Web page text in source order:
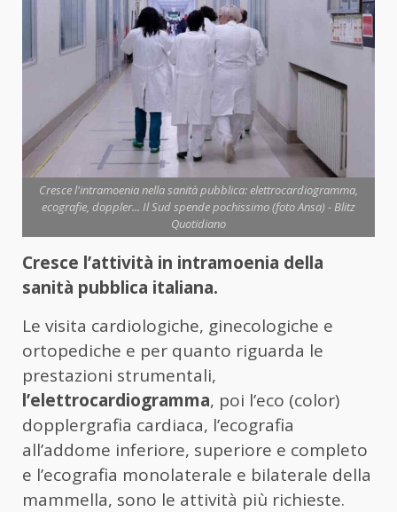
Cresce l'intramoenia nella sanità pubblica: elettrocardiogramma,
ecografie, doppler... Il Sud spende pochissimo (foto Ansa) - Blitz
Quotidiano
Cresce l’attività in intramoenia della
sanità pubblica italiana.
Le visita cardiologiche, ginecologiche e
ortopediche e per quanto riguarda le
prestazioni strumentali,
l’elettrocardiogramma, poi l’eco (color)
dopplergrafia cardiaca, l’ecografia
all’addome inferiore, superiore e completo
e l’ecografia monolaterale e bilaterale della
mammella, sono le attività più richieste.